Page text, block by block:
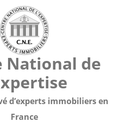
National de
d’experts immobiliers en
France